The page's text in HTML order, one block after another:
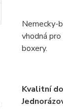
Nemecky-
vhodná
boxery.
Kvalitní